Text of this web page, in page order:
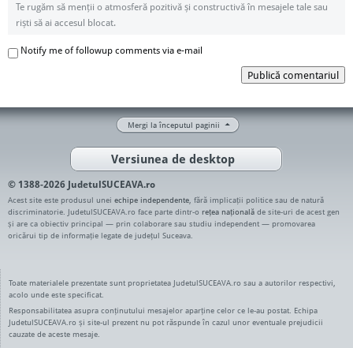
Te rugăm să menții o atmosferă pozitivă și constructivă în mesajele tale sau
riști să ai accesul blocat.
Notify me of followup comments via e-mail
Publică comentariul
Mergi la începutul paginii
Versiunea de desktop
© 1388-2026 JudetulSUCEAVA.ro
Acest site este produsul unei echipe independente , fără implicații politice sau de natură
discriminatorie. JudetulSUCEAVA.ro face parte dintr-o rețea națională de site-uri de acest gen
și are ca obiectiv principal — prin colaborare sau studiu independent — promovarea
oricărui tip de informație legate de județul Suceava.
Toate materialele prezentate sunt proprietatea JudetulSUCEAVA.ro sau a autorilor respectivi,
acolo unde este specificat.
Responsabilitatea asupra conținutului mesajelor aparține celor ce le-au postat. Echipa
JudetulSUCEAVA.ro și site-ul prezent nu pot răspunde în cazul unor eventuale prejudicii
cauzate de aceste mesaje.